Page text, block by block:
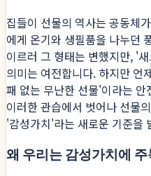
집들이 선물의 역사는 공동체
에게 온기와 생필품을 나누던
이르러 그 형태는 변했지만, '
의미는 여전합니다. 하지만 언
패 없는 무난한 선물'이라는
이러한 관습에서 벗어나 선물
'감성가치'라는 새로운 기준을
왜 우리는 감성가치에